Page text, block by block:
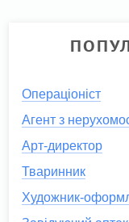
Операціоніст
Агент з
Арт-директор
Тваринник
Художник-